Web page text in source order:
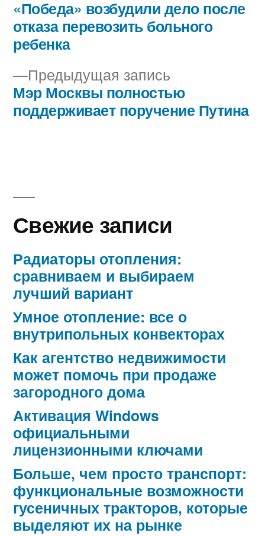
по
записям
Предыдущая запись
запись:
Мэр Москвы полностью
поддерживает поручение Путина
«Победа» возбудили дело после
отказа перевозить больного
ребенка
Свежие записи
Радиаторы отопления:
сравниваем и выбираем
лучший вариант
Умное отопление: все о
внутрипольных конвекторах
Как агентство недвижимости
может помочь при продаже
загородного дома
Активация Windows
официальными
лицензионными ключами
Больше, чем просто транспорт:
функциональные возможности
гусеничных тракторов, которые
выделяют их на рынке